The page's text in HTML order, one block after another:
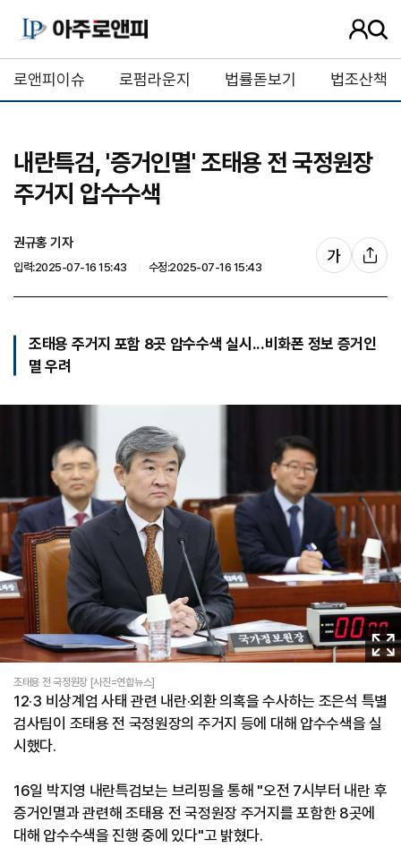
사
자
정
검
버
튼
로앤피이슈 로펌라운지 법률돋보기 법조산책
내란특검, '증거인멸' 조태용 전 국정원장
주거지 압수수색
권규홍 기자
입력:2025-07-16 15:43 수정:2025-07-16 15:43
가글
자
크
절
기
사
공
조태용 주거지 포함 8곳 압수수색 실시...비화폰 정보 증거인
멸 우려
이
미
확
대
조태용 전 국정원장 [사진=연합뉴스]
12·3 비상계엄 사태 관련 내란·외환 의혹을 수사하는 조은석 특별
검사팀이 조태용 전 국정원장의 주거지 등에 대해 압수수색을 실
시했다.
16일 박지영 내란특검보는 브리핑을 통해 "오전 7시부터 내란 후
증거인멸과 관련해 조태용 전 국정원장 주거지를 포함한 8곳에
대해 압수수색을 진행 중에 있다"고 밝혔다.